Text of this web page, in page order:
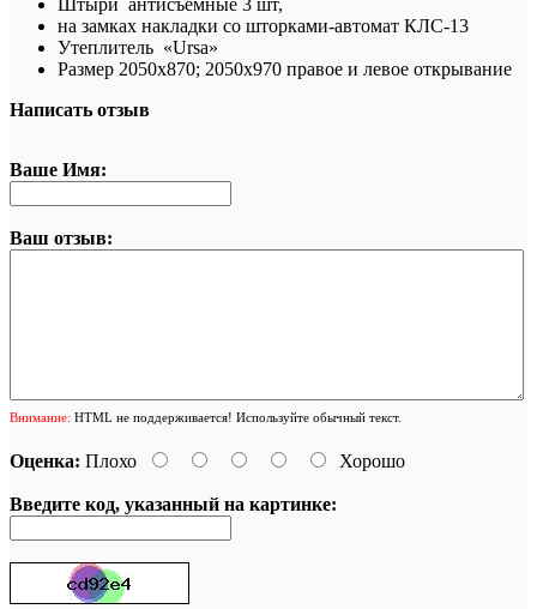
Штыри антисъёмные 3 шт,
на замках накладки со шторками-автомат КЛС-13
Утеплитель «Ursa»
Размер 2050х870; 2050х970 правое и левое открывание
Написать отзыв
Ваше Имя:
Ваш отзыв:
Внимание: HTML не поддерживается! Используйте обычный текст.
Оценка: Плохо Хорошо
Введите код, указанный на картинке: